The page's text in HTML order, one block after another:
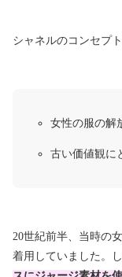
シャネルのコンセプ
女性の服の解
古い価値観に
20世紀前半、当時の
着用していました。し